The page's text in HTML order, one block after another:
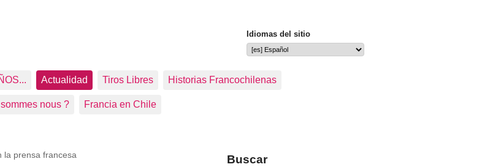
Idiomas del sitio
Actualidad Tiros Libres Historias Francochilenas
nous ? Francia en Chile
la prensa francesa Buscar